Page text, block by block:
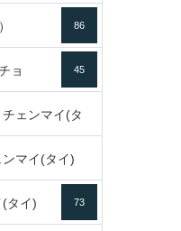
86
ョ 45
ェンマイ(タ
マイ(タイ)
79
タイ) 73